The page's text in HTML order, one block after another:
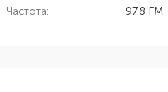
Частота: 97.8 FM